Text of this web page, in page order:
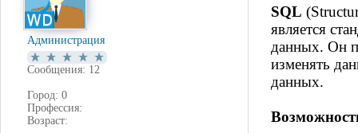
Администрация
Сообщения: 12
Город: 0
Профессия:
Возраст:
SQL
является
данных. Он
изменять
данных.